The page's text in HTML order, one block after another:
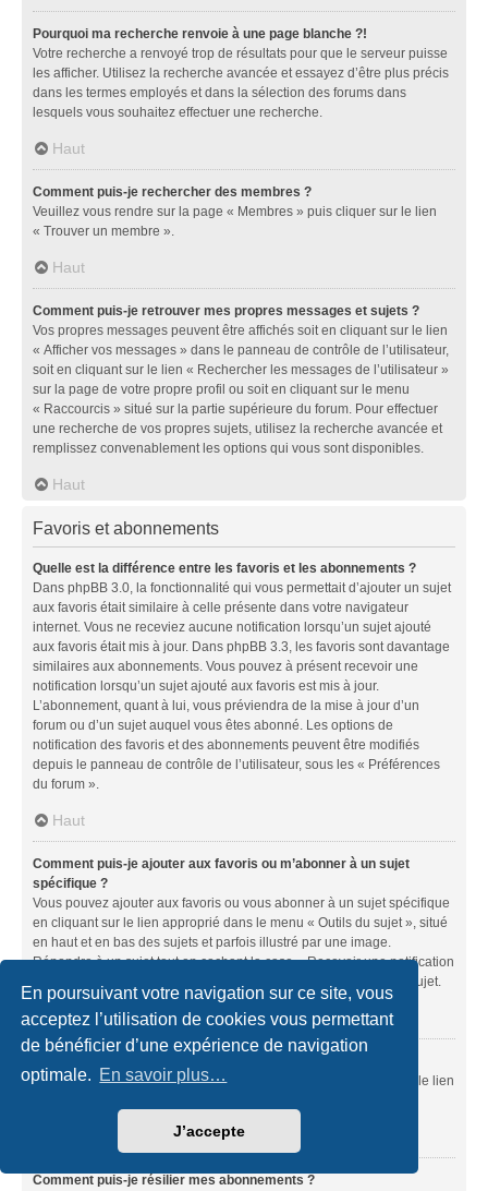
En poursuivant votre navigation sur ce site, vous
acceptez l’utilisation de cookies vous permettant
de bénéficier d’une expérience de navigation
optimale. En savoir plus…
J’accepte
Pourquoi ma recherche renvoie à une page blanche ?!
Votre recherche a renvoyé trop de résultats pour que le serveur puisse
les afficher. Utilisez la recherche avancée et essayez d’être plus précis
dans les termes employés et dans la sélection des forums dans
lesquels vous souhaitez effectuer une recherche.
Haut
Comment puis-je rechercher des membres ?
Veuillez vous rendre sur la page « Membres » puis cliquer sur le lien
« Trouver un membre ».
Haut
Comment puis-je retrouver mes propres messages et sujets ?
Vos propres messages peuvent être affichés soit en cliquant sur le lien
« Afficher vos messages » dans le panneau de contrôle de l’utilisateur,
soit en cliquant sur le lien « Rechercher les messages de l’utilisateur »
sur la page de votre propre profil ou soit en cliquant sur le menu
« Raccourcis » situé sur la partie supérieure du forum. Pour effectuer
une recherche de vos propres sujets, utilisez la recherche avancée et
remplissez convenablement les options qui vous sont disponibles.
Haut
Favoris et abonnements
Quelle est la différence entre les favoris et les abonnements ?
Dans phpBB 3.0, la fonctionnalité qui vous permettait d’ajouter un sujet
aux favoris était similaire à celle présente dans votre navigateur
internet. Vous ne receviez aucune notification lorsqu’un sujet ajouté
aux favoris était mis à jour. Dans phpBB 3.3, les favoris sont davantage
similaires aux abonnements. Vous pouvez à présent recevoir une
notification lorsqu’un sujet ajouté aux favoris est mis à jour.
L’abonnement, quant à lui, vous préviendra de la mise à jour d’un
forum ou d’un sujet auquel vous êtes abonné. Les options de
notification des favoris et des abonnements peuvent être modifiés
depuis le panneau de contrôle de l’utilisateur, sous les « Préférences
du forum ».
Haut
Comment puis-je ajouter aux favoris ou m’abonner à un sujet
spécifique ?
Vous pouvez ajouter aux favoris ou vous abonner à un sujet spécifique
en cliquant sur le lien approprié dans le menu « Outils du sujet », situé
en haut et en bas des sujets et parfois illustré par une image.
Répondre à un sujet tout en cochant la case « Recevoir une notification
lorsqu’une réponse est publiée » équivaut à vous abonner à ce sujet.
Haut
Vous pouvez vous abonner à un forum spécifique en cliquant sur le lien
Comment puis-je résilier mes abonnements ?